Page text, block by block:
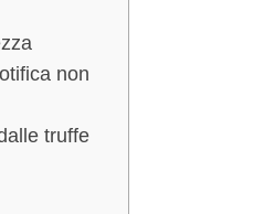
non
truffe